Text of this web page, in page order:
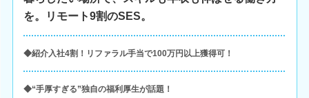
を。リモート9割のSES。
◆紹介入社4割！リファラル手当で100万円以上獲得可！
◆“手厚すぎる”独自の福利厚生が話題！